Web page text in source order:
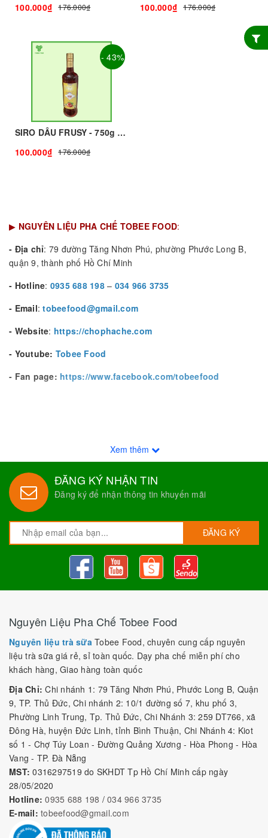
100.000₫
176.000₫
100.000₫
176.000₫
- 43%
SIRO DÂU FRUSY - 750g - FRUSY | Nguyên liệu pha chế - TOBEE FOOD
100.000₫
176.000₫
▶ NGUYÊN LIỆU PHA CHẾ TOBEE FOOD:
- Địa chỉ: 79 đường Tăng Nhơn Phú, phường Phước Long B,
quận 9, thành phố Hồ Chí Minh
- Hotline: 0935 688 198– 034 966 3735
- Email:tobeefood@gmail.com
- Website: https://chophache.com
- Youtube: Tobee Food
- Fan page: https://www.facebook.com/tobeefood
Xem thêm
ĐĂNG KÝ NHẬN TIN
Đăng ký để nhận thông tin khuyến mãi
ĐĂNG KÝ
Nguyên Liệu Pha Chế Tobee Food
Nguyên liệu trà sữa Tobee Food, chuyên cung cấp nguyên
liệu trà sữa giá rẻ, sỉ toàn quốc. Dạy pha chế miễn phí cho
khách hàng, Giao hàng toàn quốc
Địa Chỉ: Chi nhánh 1: 79 Tăng Nhơn Phú, Phước Long B, Quận
9, TP. Thủ Đức, Chi nhánh 2: 10/1 đường số 7, khu phố 3,
Phường Linh Trung, Tp. Thủ Đức, Chi Nhánh 3: 259 DT766, xã
Đông Hà, huyện Đức Linh, tỉnh Bình Thuận, Chi Nhánh 4: Kiot
số 1 - Chợ Túy Loan - Đường Quảng Xương - Hòa Phong - Hòa
Vang - TP. Đà Nẵng
MST: 0316297519 do SKHDT Tp Hồ Chí Minh cấp ngày
28/05/2020
Hotline: 0935 688 198 / 034 966 3735
E-mail: tobeefood@gmail.com